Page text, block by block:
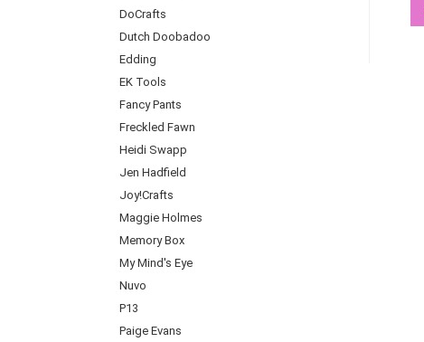
DoCrafts
Dutch Doobadoo
Edding
EK Tools
Fancy Pants
Freckled Fawn
Heidi Swapp
Jen Hadfield
Joy!Crafts
Maggie Holmes
Memory Box
My Mind's Eye
Nuvo
P13
Paige Evans